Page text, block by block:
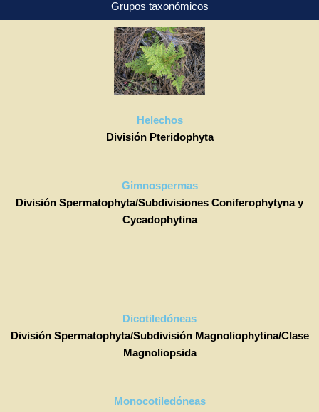
Grupos taxonómicos
Helechos
División Pteridophyta
Gimnospermas
División Spermatophyta/Subdivisiones Coniferophytyna y
Cycadophytina
Dicotiledóneas
División Spermatophyta/Subdivisión Magnoliophytina/Clase
Magnoliopsida
Monocotiledóneas